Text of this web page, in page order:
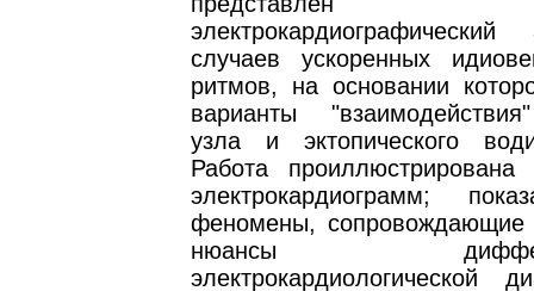
случаев ускоренных
ритмов, на основании
варианты
узла и эктопического
Работа
электрокардиограмм;
феномены, сопровождающие
нюансы
электрокардиологической